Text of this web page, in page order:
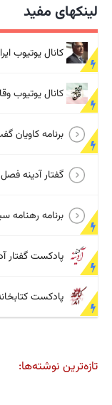
لینکهای مفید
کانال یوتیوب
کانال یوتیوب
برنامه کاویان
گفتار آدینه
برنامه
پادکست گفتار
پادکست
تازه‌ترین نوشته‌ها: